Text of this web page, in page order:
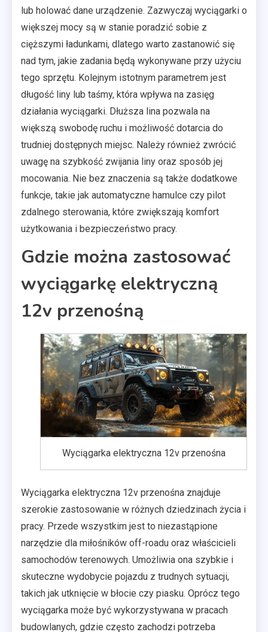
lub holować dane urządzenie. Zazwyczaj wyciągarki o
większej mocy są w stanie poradzić sobie z
cięższymi ładunkami, dlatego warto zastanowić się
nad tym, jakie zadania będą wykonywane przy użyciu
tego sprzętu. Kolejnym istotnym parametrem jest
długość liny lub taśmy, która wpływa na zasięg
działania wyciągarki. Dłuższa lina pozwala na
większą swobodę ruchu i możliwość dotarcia do
trudniej dostępnych miejsc. Należy również zwrócić
uwagę na szybkość zwijania liny oraz sposób jej
mocowania. Nie bez znaczenia są także dodatkowe
funkcje, takie jak automatyczne hamulce czy pilot
zdalnego sterowania, które zwiększają komfort
użytkowania i bezpieczeństwo pracy.
Gdzie można zastosować
wyciągarkę elektryczną
12v przenośną
Wyciągarka elektryczna 12v przenośna
Wyciągarka elektryczna 12v przenośna znajduje
szerokie zastosowanie w różnych dziedzinach życia i
pracy. Przede wszystkim jest to niezastąpione
narzędzie dla miłośników off-roadu oraz właścicieli
samochodów terenowych. Umożliwia ona szybkie i
skuteczne wydobycie pojazdu z trudnych sytuacji,
takich jak utknięcie w błocie czy piasku. Oprócz tego
wyciągarka może być wykorzystywana w pracach
budowlanych, gdzie często zachodzi potrzeba